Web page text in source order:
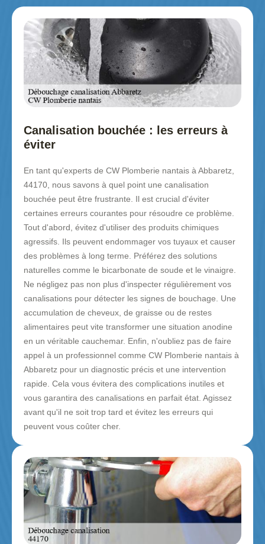
Canalisation bouchée : les erreurs à
éviter
En tant qu'experts de CW Plomberie nantais à Abbaretz,
44170, nous savons à quel point une canalisation
bouchée peut être frustrante. Il est crucial d'éviter
certaines erreurs courantes pour résoudre ce problème.
Tout d'abord, évitez d'utiliser des produits chimiques
agressifs. Ils peuvent endommager vos tuyaux et causer
des problèmes à long terme. Préférez des solutions
naturelles comme le bicarbonate de soude et le vinaigre.
Ne négligez pas non plus d'inspecter régulièrement vos
canalisations pour détecter les signes de bouchage. Une
accumulation de cheveux, de graisse ou de restes
alimentaires peut vite transformer une situation anodine
en un véritable cauchemar. Enfin, n'oubliez pas de faire
appel à un professionnel comme CW Plomberie nantais à
Abbaretz pour un diagnostic précis et une intervention
rapide. Cela vous évitera des complications inutiles et
vous garantira des canalisations en parfait état. Agissez
avant qu'il ne soit trop tard et évitez les erreurs qui
peuvent vous coûter cher.